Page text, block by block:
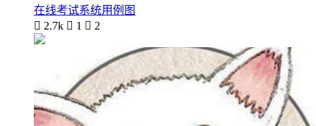
在线考试系统用例图
 2.7k  1  2